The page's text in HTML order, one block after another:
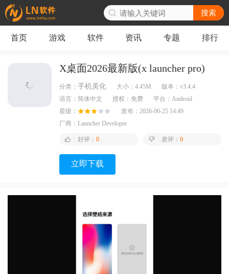
搜索
首页 游戏 软件 资讯 专题 排行
X桌面2026最新版(x launcher pro)
分类： 手机美化 大小： 4.45M 版本： v3.4.4
语言： 简体中文 授权： 免费 平台： Android
星级：
发布： 2026-06-25 14:49
厂商： Launcher Developer
好评： 0 差评： 0
立即下载